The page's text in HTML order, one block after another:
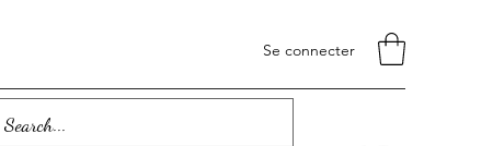
Se connecter